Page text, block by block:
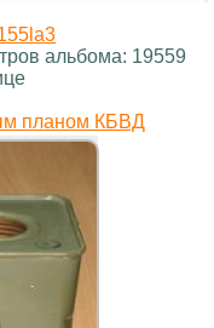
альбома: 19559
планом КБВД